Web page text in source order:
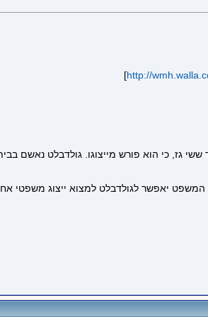
http://
]
גז, כי הוא פורש מייצוגו. גולדבלט נאשם
המשפט יאפשר לגולדבלט למצוא ייצוג משפטי